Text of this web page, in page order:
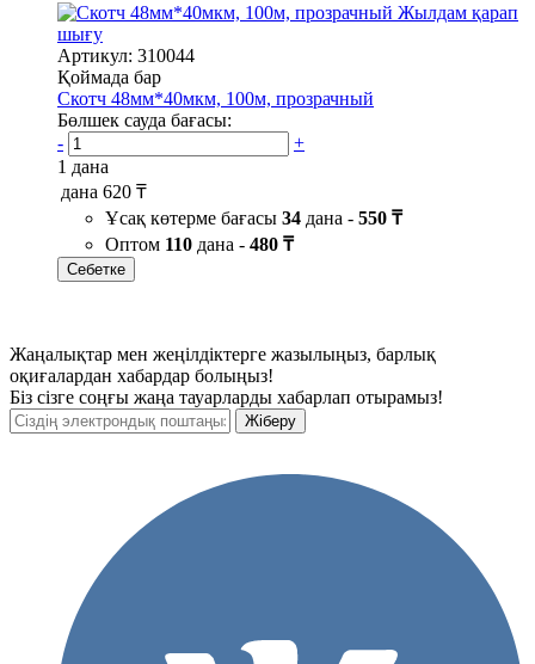
Жылдам қарап
шығу
Артикул: 310044
Қоймада бар
Скотч 48мм*40мкм, 100м, прозрачный
Бөлшек сауда бағасы:
-
+
1 дана
дана 620 ₸
Ұсақ көтерме бағасы 34 дана - 550 ₸
Оптом 110 дана - 480 ₸
Себетке
Жаңалықтар мен жеңілдіктерге жазылыңыз, барлық
оқиғалардан хабардар болыңыз!
Біз сізге соңғы жаңа тауарларды хабарлап отырамыз!